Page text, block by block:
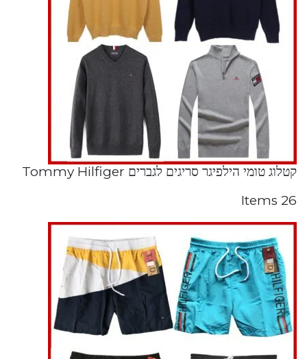
קטלוג טומי הילפיגר סריגים לגברים Tommy Hilfiger
26 Items